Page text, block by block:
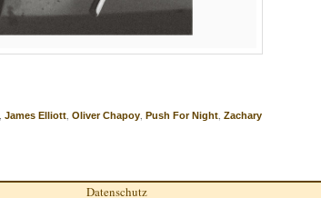
James Elliott Oliver Chapoy Push For Night Zachary
Datenschutz